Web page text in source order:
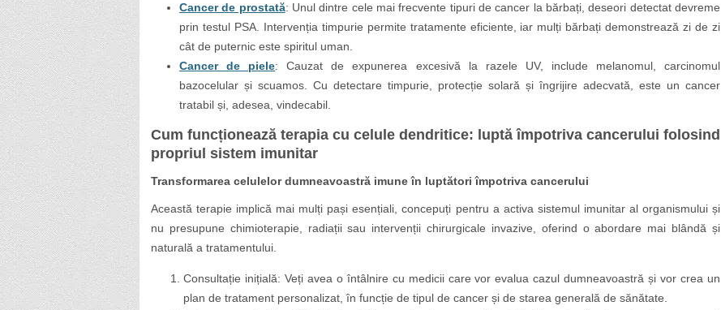
Cancer de prostată: Unul dintre cele mai frecvente tipuri de cancer la bărbați, deseori detectat devreme
prin testul PSA. Intervenția timpurie permite tratamente eficiente, iar mulți bărbați demonstrează zi de zi
cât de puternic este spiritul uman.
Cancer de piele: Cauzat de expunerea excesivă la razele UV, include melanomul, carcinomul
bazocelular și scuamos. Cu detectare timpurie, protecție solară și îngrijire adecvată, este un cancer
tratabil și, adesea, vindecabil.
Cum funcționează terapia cu celule dendritice: luptă împotriva cancerului folosind
propriul sistem imunitar
Transformarea celulelor dumneavoastră imune în luptători împotriva cancerului
Această terapie implică mai mulți pași esențiali, concepuți pentru a activa sistemul imunitar al organismului și
nu presupune chimioterapie, radiații sau intervenții chirurgicale invazive, oferind o abordare mai blândă și
naturală a tratamentului.
Consultație inițială: Veți avea o întâlnire cu medicii care vor evalua cazul dumneavoastră și vor crea un
plan de tratament personalizat, în funcție de tipul de cancer și de starea generală de sănătate.